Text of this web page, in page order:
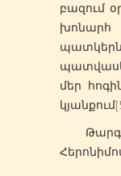
բազում
մեր
կյանքում